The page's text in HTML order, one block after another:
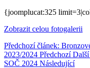
{joomplucat:325
Zobrazit celou fotogalerii
Předchozí článek:
2023/2024 Předchozí
SOČ 2024 Následující